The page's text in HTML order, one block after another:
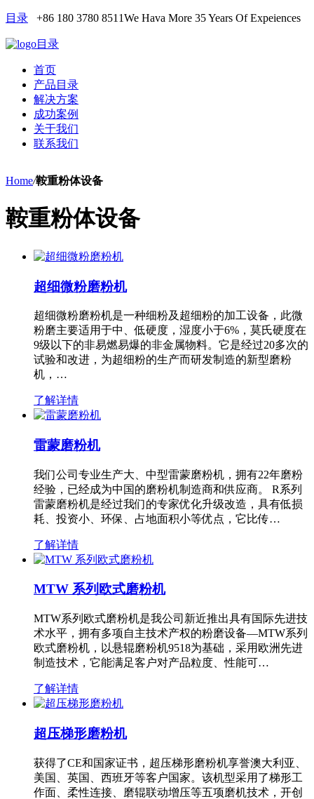
目录 +86 180 3780 8511We Hava More 35 Years Of Expeiences
目录
首页
产品目录
解决方案
成功案例
关于我们
联系我们
Home/鞍重粉体设备
鞍重粉体设备
超细微粉磨粉机
超细微粉磨粉机是一种细粉及超细粉的加工设备，此微
粉磨主要适用于中、低硬度，湿度小于6%，莫氏硬度在
9级以下的非易燃易爆的非金属物料。它是经过20多次的
试验和改进，为超细粉的生产而研发制造的新型磨粉
机，…
了解详情
雷蒙磨粉机
我们公司专业生产大、中型雷蒙磨粉机，拥有22年磨粉
经验，已经成为中国的磨粉机制造商和供应商。 R系列
雷蒙磨粉机是经过我们的专家优化升级改造，具有低损
耗、投资小、环保、占地面积小等优点，它比传…
了解详情
MTW 系列欧式磨粉机
MTW系列欧式磨粉机是我公司新近推出具有国际先进技
术水平，拥有多项自主技术产权的粉磨设备—MTW系列
欧式磨粉机，以悬辊磨粉机9518为基础，采用欧洲先进
制造技术，它能满足客户对产品粒度、性能可…
了解详情
超压梯形磨粉机
获得了CE和国家证书，超压梯形磨粉机享誉澳大利亚、
美国、英国、西班牙等客户国家。该机型采用了梯形工
作面、柔性连接、磨辊联动增压等五项磨机技术，开创